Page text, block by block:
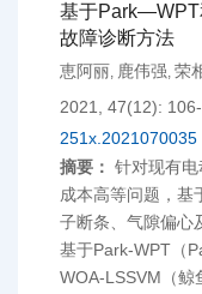
基于
故障诊断方法
恵阿丽, 鹿伟强, 荣
2021, 47(12): 106-
251x.2021070035
摘要： 针对现有电
成本高等问题，基
子断条、气隙偏心
基于Park-WPT（
WOA-LSSVM（鲸